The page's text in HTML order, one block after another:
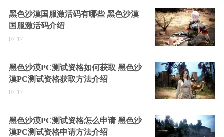
黑色沙漠国服激活码有哪些 黑色沙漠
国服激活码介绍
07-17
黑色沙漠PC测试资格如何获取 黑色沙
漠PC测试资格获取方法介绍
07-17
黑色沙漠PC测试资格怎么申请 黑色沙
漠PC测试资格申请方法介绍